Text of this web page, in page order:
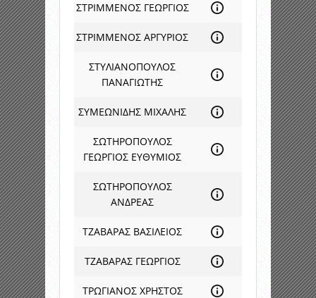
ΣΤΡΙΜΜΕΝΟΣ ΓΕΩΡΓΙΟΣ
ΣΤΡΙΜΜΕΝΟΣ ΑΡΓΥΡΙΟΣ
ΣΤΥΛΙΑΝΟΠΟΥΛΟΣ
ΠΑΝΑΓΙΩΤΗΣ
ΣΥΜΕΩΝΙΔΗΣ ΜΙΧΑΛΗΣ
ΣΩΤΗΡΟΠΟΥΛΟΣ
ΓΕΩΡΓΙΟΣ ΕΥΘΥΜΙΟΣ
ΣΩΤΗΡΟΠΟΥΛΟΣ
ΑΝΔΡΕΑΣ
ΤΖΑΒΑΡΑΣ ΒΑΣΙΛΕΙΟΣ
ΤΖΑΒΑΡΑΣ ΓΕΩΡΓΙΟΣ
ΤΡΩΓΙΑΝΟΣ ΧΡΗΣΤΟΣ